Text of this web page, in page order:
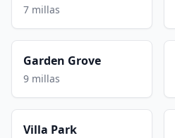
7 millas
Garden Grove
9 millas
Villa Park